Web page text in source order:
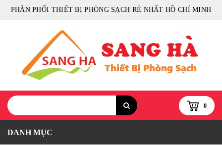
PHÂN PHỐI THIẾT BỊ PHÒNG SẠCH RẺ NHẤT HỒ CHÍ MINH
0
DANH MỤC